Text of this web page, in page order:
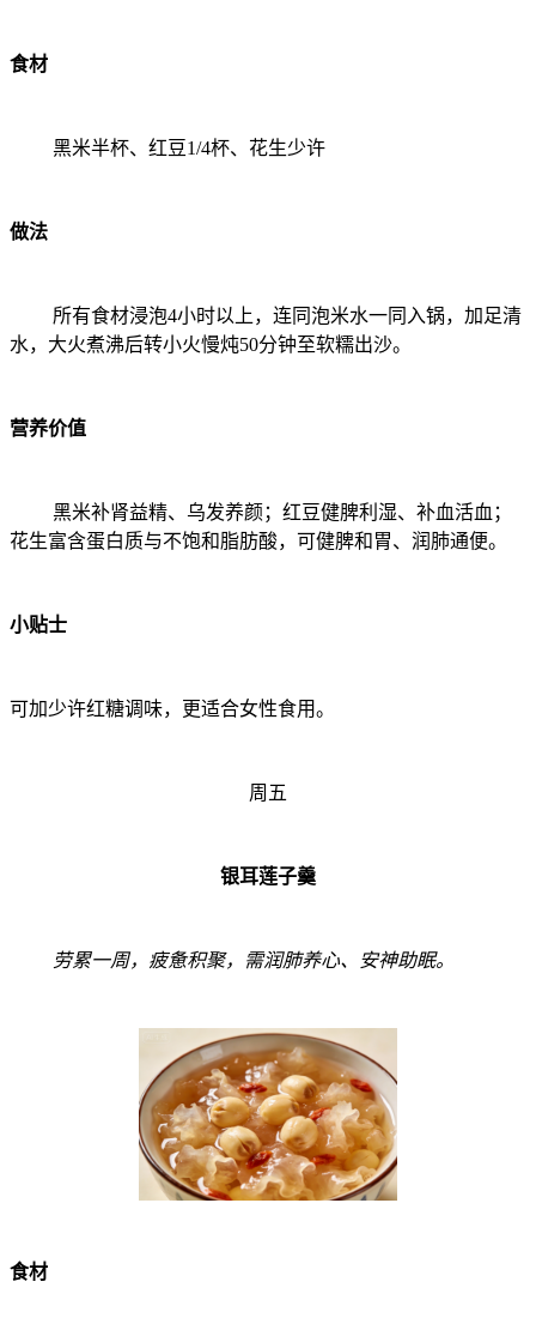
食材
黑米半杯、红豆1/4杯、花生少许
做法
所有食材浸泡4小时以上，连同泡米水一同入锅，加足清
水，大火煮沸后转小火慢炖50分钟至软糯出沙。
营养价值
黑米补肾益精、乌发养颜；红豆健脾利湿、补血活血；
花生富含蛋白质与不饱和脂肪酸，可健脾和胃、润肺通便。
小贴士
可加少许红糖调味，更适合女性食用。
周五
银耳莲子羹
劳累一周，疲惫积聚，需润肺养心、安神助眠。
食材